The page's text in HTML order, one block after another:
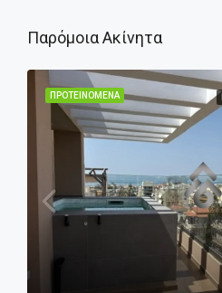
Παρόμοια Ακίνητα
ΠΡΟΤΕΙΝΌΜΕΝΑ